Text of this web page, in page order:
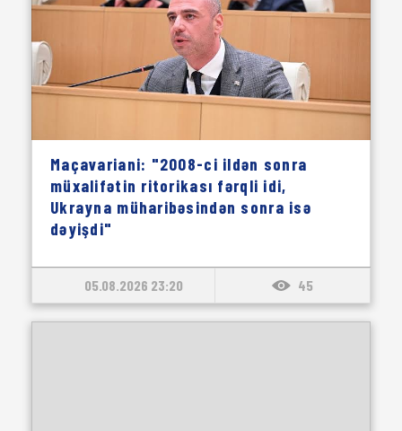
Maçavariani: "2008-ci ildən sonra
müxalifətin ritorikası fərqli idi,
Ukrayna müharibəsindən sonra isə
dəyişdi"
05.08.2026 23:20 45